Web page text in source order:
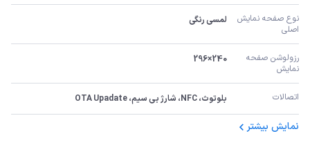
اصلی
لمسی رنگی
نمایش
240×296
اتصالات بلوتوث، NFC، شارژ بی سیم، OTA Upadate
نمایش بیشتر